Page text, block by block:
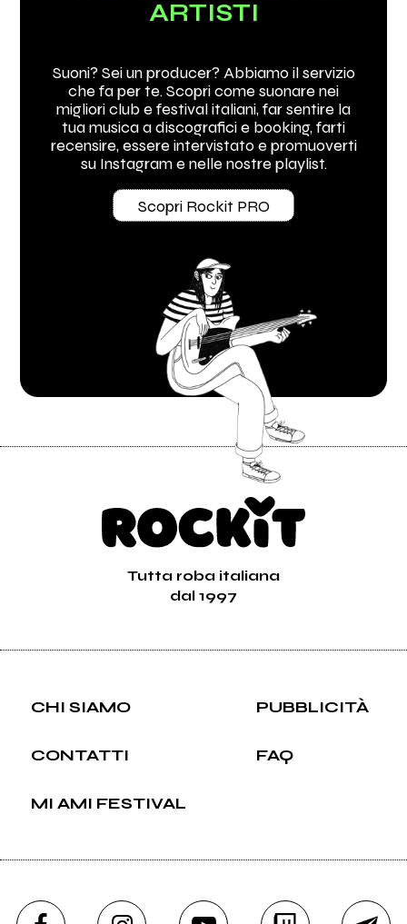
ARTISTI
Suoni? Sei un producer? Abbiamo il servizio
che fa per te. Scopri come suonare nei
migliori club e festival italiani, far sentire la
tua musica a discografici e booking, farti
recensire, essere intervistato e promuoverti
su Instagram e nelle nostre playlist.
Scopri Rockit PRO
Tutta roba italiana
dal 1997
CHI SIAMO PUBBLICITÀ
CONTATTI FAQ
MI AMI FESTIVAL